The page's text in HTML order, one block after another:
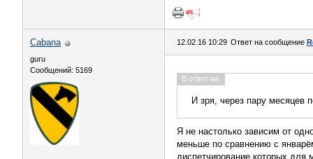
Cabana
guru
Сообщений: 5169
12.02.16 10:29 Ответ на сообщение
В ответ на:
И зря, через пару месяцев
Я не настолько зависим от
меньше по сравнению с
диспетчирование которых